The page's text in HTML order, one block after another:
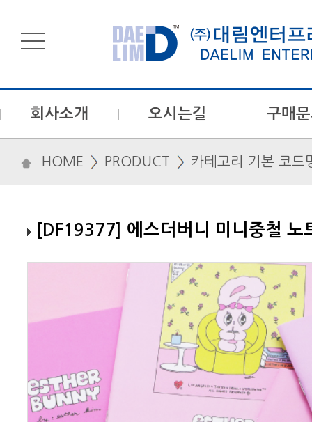
회사소개 오시는길 구매
HOME PRODUCT 카테고리 기본 코드
[DF19377] 에스더버니 미니중철 노